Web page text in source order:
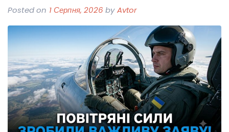
Posted on 1 Серпня, 2026 byAvtor